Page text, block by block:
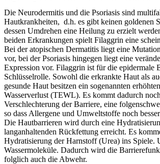
Die Neurodermitis und die Psoriasis sind
Hautkrankheiten, d.h. es gibt keinen goldenen
dessen Umdrehen eine Heilung zu erzielt
beiden Erkrankungen spielt Filaggrin eine
Bei der atopischen Dermatitis liegt eine
vor, bei der Psoriasis hingegen liegt eine
Expression vor. Filaggrin ist für die epidermale
Schlüsselrolle. Sowohl die erkrankte Haut als
gesunde Haut besitzen ein sogenannten
Wasserverlust (TEWL). Es kommt dadurch
Verschlechterung der Barriere, eine
so dass Allergene und Umweltstoffe noch
Die Hautbarrieren wird durch eine
langanhaltenden Rückfettung erreicht. Es
Hydratisierung der Harnstoff (Urea) ins Spiele.
Wassermoleküle. Dadurch wird die
folglich auch die Abwehr.